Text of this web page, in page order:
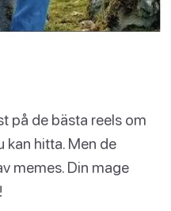
på de bästa reels om
kan hitta. Men de
memes. Din mage